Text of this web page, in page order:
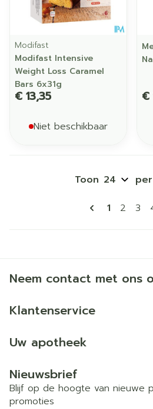
Modifast
Modifast Intensive
Weight Loss Caramel
Bars 6x31g
€ 13,35
Niet beschikbaar
€
U lees
1 Pagina
2 3
Toon
Neem contact met ons
Klantenservice
Uw apotheek
Nieuwsbrief
Blijf op de hoogte van nieuwe
promoties